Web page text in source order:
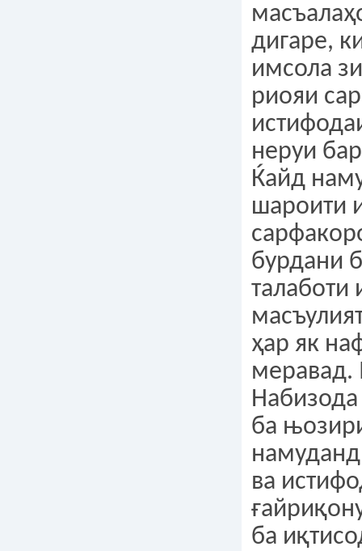
дигаре,
имсола
риояи
неруи
Ќайд
шароити
бурдани
талаботи
ҳар як
ба
ва
ба